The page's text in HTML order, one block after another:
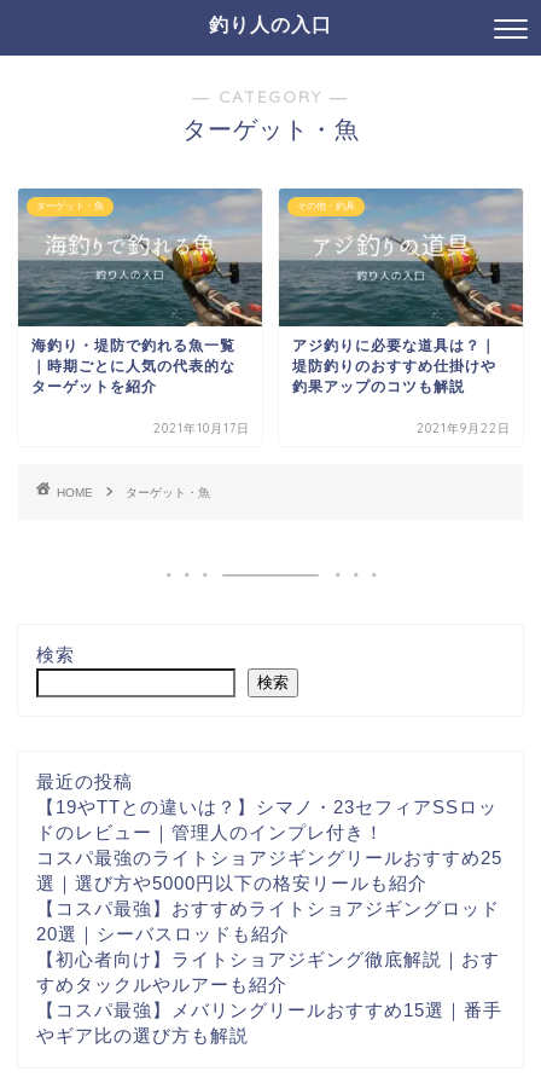
釣り人の入口
― CATEGORY ―
ターゲット・魚
ターゲット・魚
海釣り・堤防で釣れる魚一覧
｜時期ごとに人気の代表的な
ターゲットを紹介
2021年10月17日
その他・釣具
アジ釣りに必要な道具は？｜
堤防釣りのおすすめ仕掛けや
釣果アップのコツも解説
2021年9月22日
HOME ターゲット・魚
検索
検索
最近の投稿
【19やTTとの違いは？】シマノ・23セフィアSSロッ
ドのレビュー｜管理人のインプレ付き！
コスパ最強のライトショアジギングリールおすすめ25
選｜選び方や5000円以下の格安リールも紹介
【コスパ最強】おすすめライトショアジギングロッド
20選｜シーバスロッドも紹介
【初心者向け】ライトショアジギング徹底解説｜おす
すめタックルやルアーも紹介
【コスパ最強】メバリングリールおすすめ15選｜番手
やギア比の選び方も解説